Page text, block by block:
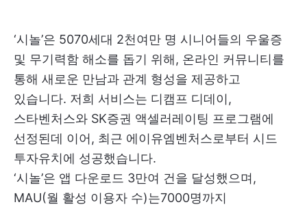
‘시놀’은 5070세대 2천여만 명 시니어들의 우울증
및 무기력함 해소를 돕기 위해, 온라인 커뮤니티를
통해 새로운 만남과 관계 형성을 제공하고
있습니다. 저희 서비스는 디캠프 디데이,
스타벤처스와 SK증권 액셀러레이팅 프로그램에
선정된데 이어, 최근 에이유엠벤처스로부터 시드
투자유치에 성공했습니다.
‘시놀’은 앱 다운로드 3만여 건을 달성했으며,
MAU(월 활성 이용자 수)는7000명까지